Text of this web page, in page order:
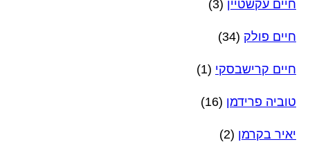
חיים עקשטיין (3)
חיים פולק (34)
חיים קרישבסקי (1)
טוביה פרידמן (16)
יאיר בקרמן (2)